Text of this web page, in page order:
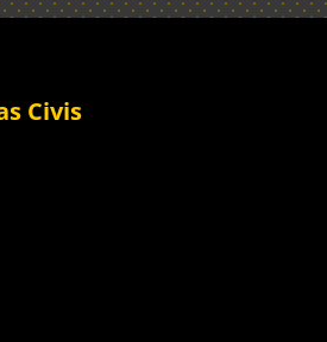
Civis